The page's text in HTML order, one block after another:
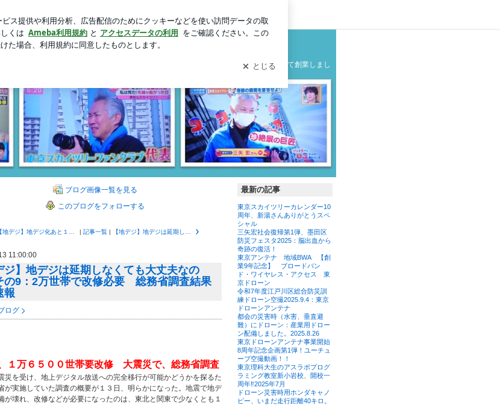
必要 総務省調査結果概要速報 | 東京スカイツリーファンクラブブログ
ーファンクラブブログ
弊社は東京タワーが開業した昭和33年（1958）にテレビアンテナの製造メーカーとして創業しまし
ブログ画像一覧を見る
このブログをフォローする
| 記事一覧 |
11:00:00
ジ】地デジは延期しなくても大丈夫なの
の9：2万世帯で改修必要 総務省調査結果
報
ログ
１万６５００世帯要改修 大震災で、総務省調査
災を受け、地上デジタル放送への完全移行が可能かどうかを探るた
が実施していた調査の概要が１３日、明らかになった。地震で地デ
が壊れ、改修などが必要になったのは、東北と関東で少なくとも１
最新の記事
東京スカイツリーカレンダー10
周年、新湯さんありがとうスペ
シャル
三矢宏社会復帰第1弾、墨田区
防災フェスタ2025：脳出血から
奇跡の復活！
東京アンテナ 地域BWA 【創
業9年記念】 ブロードバン
ド・ワイヤレス・アクセス 東
京ドローン
令和7年度江戸川区総合防災訓
練ドローン空撮2025.9.4：東京
ドローンアンテナ
都会の災害時（水害、垂直避
難）にドローン：産業用ドロー
ン配備しました。2025.8.26
東京ドローンアンテナ事業開始
8周年記念企画第1弾！ユーチュ
ーブ空撮動画！！
東京理科大生のアスラボプログ
ラミング教室新小岩校、開校一
周年‼2025年7月
ドローン災害時用ホンダキャノ
ピー、いまだ走行距離40キロ。